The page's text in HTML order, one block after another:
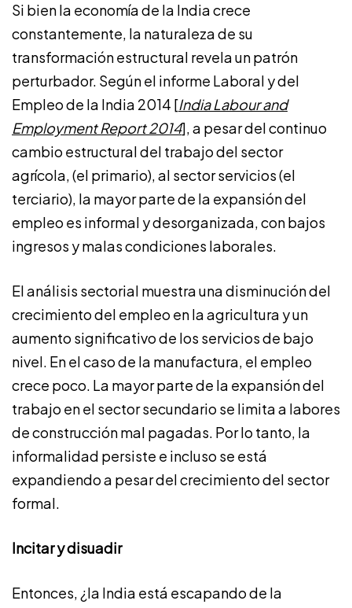
Si bien la economía de la India crece
constantemente, la naturaleza de su
transformación estructural revela un patrón
perturbador. Según el informe Laboral y del
Empleo de la India 2014 [India Labour and
Employment Report 2014], a pesar del continuo
cambio estructural del trabajo del sector
agrícola, (el primario), al sector servicios (el
terciario), la mayor parte de la expansión del
empleo es informal y desorganizada, con bajos
ingresos y malas condiciones laborales.
El análisis sectorial muestra una disminución del
crecimiento del empleo en la agricultura y un
aumento significativo de los servicios de bajo
nivel. En el caso de la manufactura, el empleo
crece poco. La mayor parte de la expansión del
trabajo en el sector secundario se limita a labores
de construcción mal pagadas. Por lo tanto, la
informalidad persiste e incluso se está
expandiendo a pesar del crecimiento del sector
formal.
Incitar y disuadir
Entonces, ¿la India está escapando de la